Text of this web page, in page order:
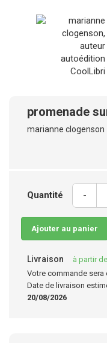
promenade
marianne clogenson
Quantité -
Ajouter au panier
Livraison
à partir
Votre commande sera
Date de livraison
20/08/2026